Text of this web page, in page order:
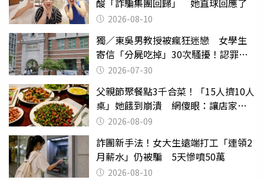
酸「詐騙集團回歸」 她直球回應了
2026-08-10
獨／東吳男教授被瘋狂迷戀 女學生
寄信「分屍吃掉」30次騷擾！認罪免
關 2026-07-30
父親節聚餐點3千合菜！「15人擠10人
桌」她餓到崩潰 網傻眼：讓店家看
笑話2026-08-09
詐團新手法！女大生遠端打工「連領2
月薪水」仍被騙 5天慘噴50萬
2026-08-10